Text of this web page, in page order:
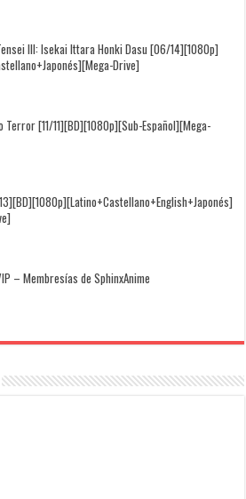
III: Isekai Ittara Honki Dasu [06/14][1080p]
Drive]
Terror [11/11][BD][1080p][Sub-Español][Mega-
– Membresías de SphinxAnime